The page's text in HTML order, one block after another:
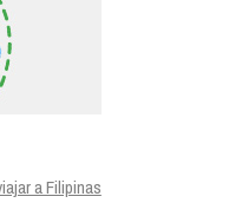
a Filipinas